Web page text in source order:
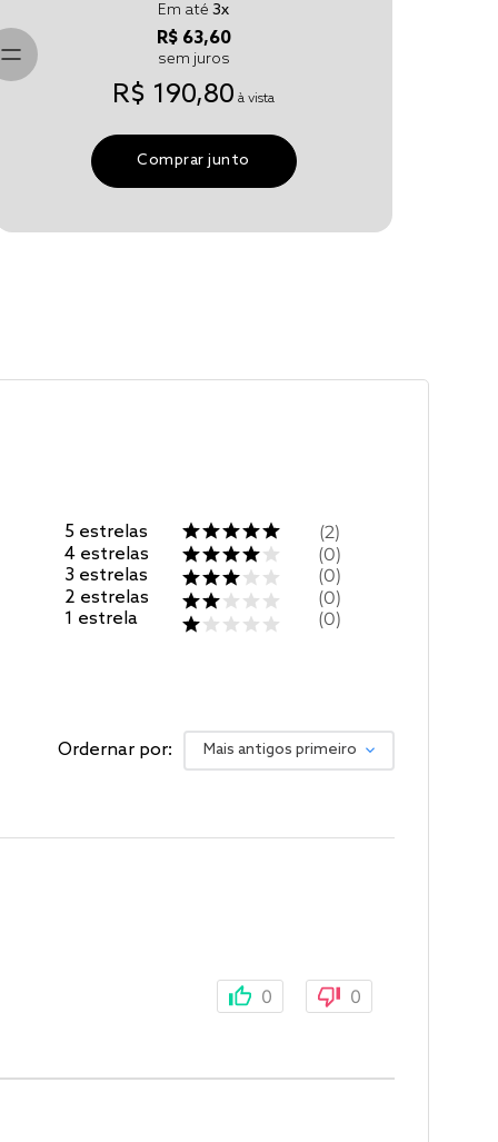
Em até 3x
R$ 63,60
sem juros
R$ 190,80 à vista
Comprar junto
5 estrelas
4 estrelas
3 estrelas
2 estrelas
1 estrela
2
0
0
0
0
Ordernar por: Mais antigos primeiro
0 0